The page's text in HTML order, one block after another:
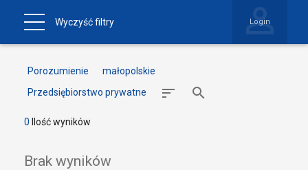
Wyczyść filtry Login
Porozumienie
małopolskie
Przedsiębiorstwo prywatne
0 Ilość wyników
Brak wyników